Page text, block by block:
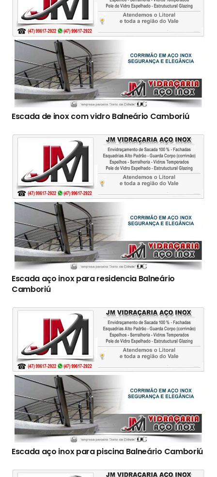
Escada de inox com vidro Balneário Camboriú
Escada aço inox para residencia Balneário
Camboriú
Escada aço inox para piscina Balneário Camboriú